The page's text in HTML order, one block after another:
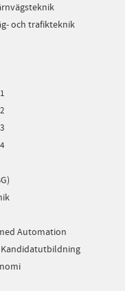
och trafikteknik
Automation